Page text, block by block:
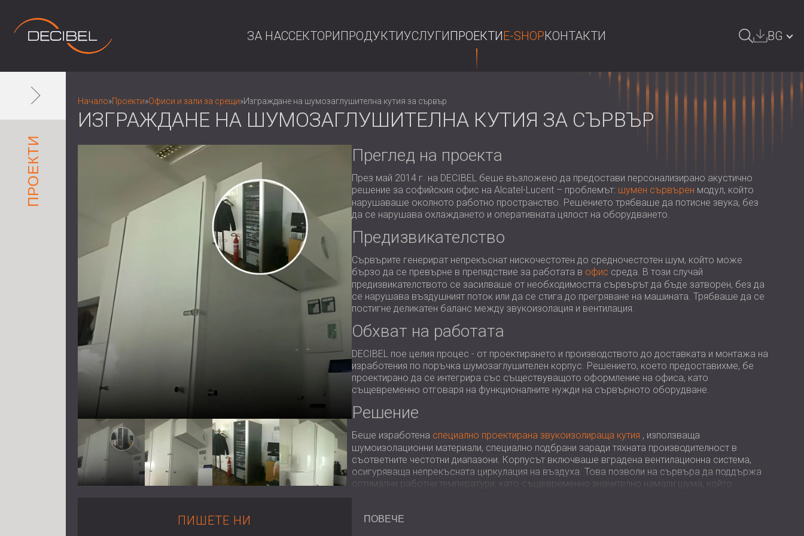
ЗА НАССЕКТОРИПРОДУКТИУСЛУГИПРОЕКТИE-SHOPКОНТАКТИ BG
ROMÂNIA | RO
POLAND | PL
USA | US
SOUTH AFRICA | ZA
ПРОЕКТИ
Начало»Проекти»Офиси и зали за срещи»Изграждане на шумозаглушителна кутия за сървър
ИЗГРАЖДАНЕ НА ШУМОЗАГЛУШИТЕЛНА КУТИЯ ЗА СЪРВЪР
ПИШЕТЕ НИ
Преглед на проекта
През май 2014 г. на DECIBEL беше възложено да предостави персонализирано акустично
решение за софийския офис на Alcatel-Lucent – проблемът: шумен сървърен модул, който
нарушаваше околното работно пространство. Решението трябваше да потисне звука, без
да се нарушава охлаждането и оперативната цялост на оборудването.
Предизвикателство
Сървърите генерират непрекъснат нискочестотен до средночестотен шум, който може
бързо да се превърне в препядствие за работата в офис среда. В този случай
предизвикателството се засилваше от необходимостта сървърът да бъде затворен, без да
се нарушава въздушният поток или да се стига до прегряване на машината. Трябваше да се
постигне деликатен баланс между звукоизолация и вентилация.
Обхват на работата
DECIBEL пое целия процес - от проектирането и производството до доставката и монтажа на
изработения по поръчка шумозаглушителен корпус. Решението, което предоставихме, бе
проектирано да се интегрира със съществуващото оформление на офиса, като
същевременно отговаря на функционалните нужди на сървърното оборудване.
Решение
Беше изработена специално проектирана звукоизолираща кутия , използваща
шумоизолационни материали, специално подбрани заради тяхната производителност в
съответните честотни диапазони. Корпусът включваше вградена вентилационна система,
осигуряваща непрекъсната циркулация на въздуха. Това позволи на сървъра да поддържа
оптимални работни температури, като същевременно значително намали шума, който
Резултат
ПОВЕЧЕ